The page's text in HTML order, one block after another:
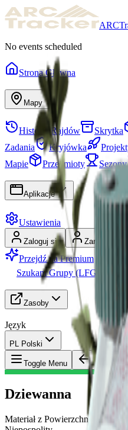
No events scheduled
Strona Główna
Mapy
Historia Rajdów Skrytka
Zadania
Kryjówka
Mapie
Przedmioty Sezony
Aplikacje
Ustawienia
Zaloguj się Zarejestruj się
Przejdź na Premium
Szukam Grupy (LFG)
Zasoby
Język
PL Polski
Toggle Menu
Dziewanna
Materiał z Powierzchni